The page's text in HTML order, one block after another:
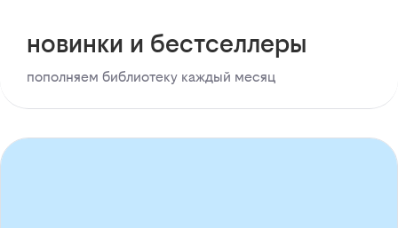
новинки и бестселлеры
пополняем библиотеку каждый месяц